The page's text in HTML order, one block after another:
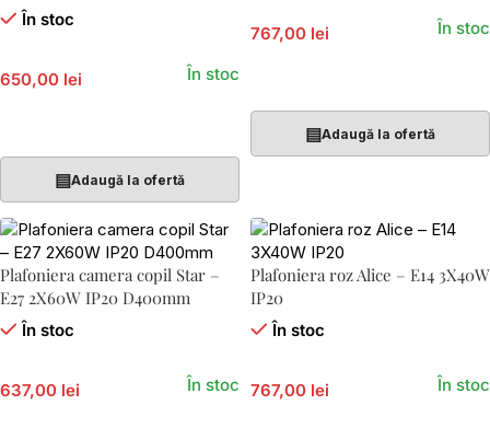
În stoc
650,00 lei În stoc
▤Adaugă la ofertă
767,00 lei În stoc
▤Adaugă la ofertă
Plafoniera camera copil Star –
E27 2X60W IP20 D400mm
În stoc
637,00 lei În stoc
Plafoniera roz Alice – E14 3X40W
IP20
În stoc
767,00 lei În stoc